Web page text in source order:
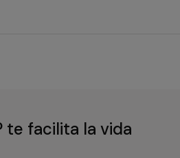
te facilita la vida